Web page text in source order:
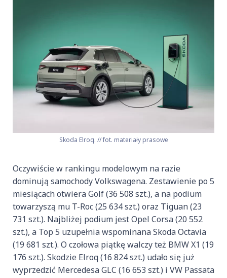
Skoda Elroq. // fot. materiały prasowe
Oczywiście w rankingu modelowym na razie
dominują samochody Volkswagena. Zestawienie po 5
miesiącach otwiera Golf (36 508 szt.), a na podium
towarzyszą mu T-Roc (25 634 szt.) oraz Tiguan (23
731 szt.). Najbliżej podium jest Opel Corsa (20 552
szt.), a Top 5 uzupełnia wspominana Skoda Octavia
(19 681 szt.). O czołowa piątkę walczy też BMW X1 (19
176 szt.). Skodzie Elroq (16 824 szt.) udało się już
wyprzedzić Mercedesa GLC (16 653 szt.) i VW Passata